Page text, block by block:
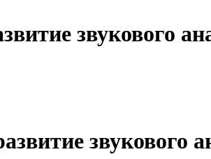
звукового